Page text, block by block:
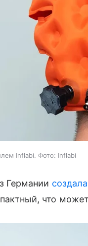
Inflabi. Фото: Inflabi
Германии создала
что